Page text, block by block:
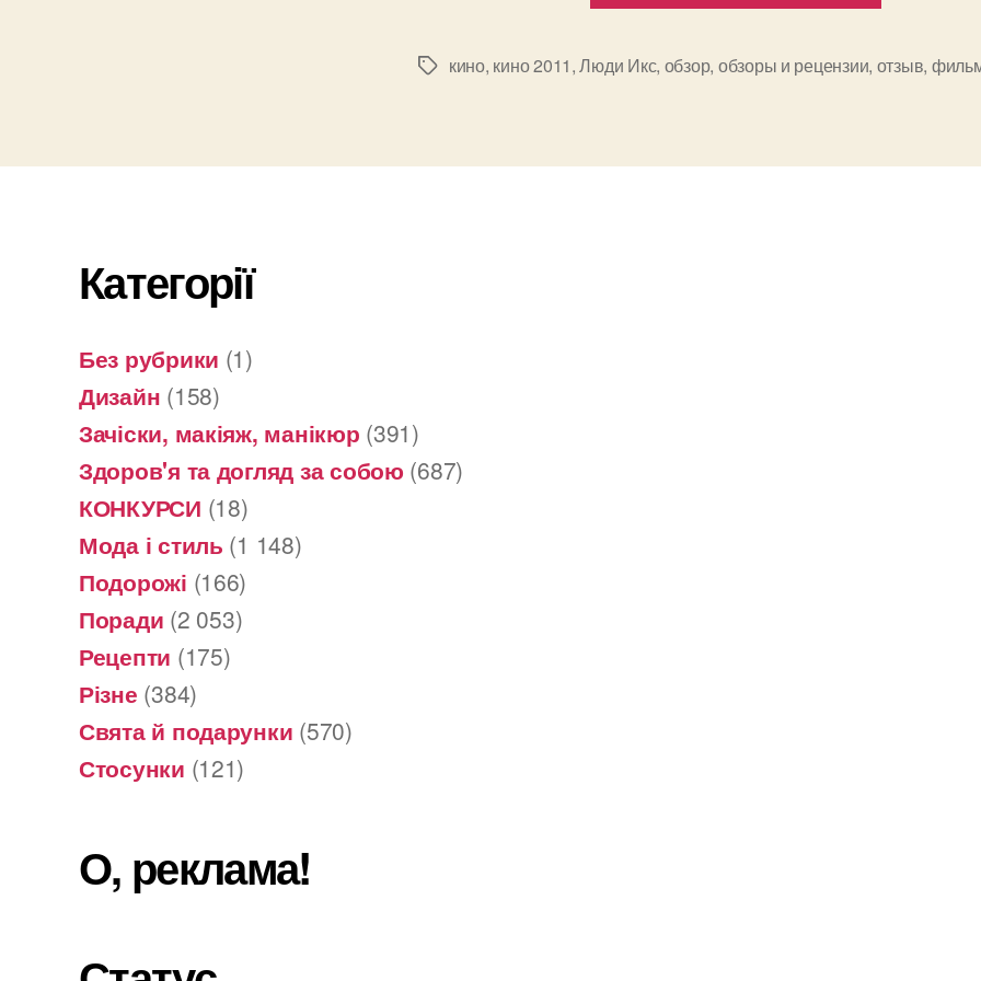
Икс:
Men:
Позначки
кино, кино 2011,Люди Икс, обзор, обзоры и рецензии, отзыв,
Категорії
Без рубрики (1)
Дизайн (158)
Зачіски, макіяж, манікюр (391)
Здоров'я та догляд за собою (687)
КОНКУРСИ (18)
Мода і стиль (1 148)
Подорожі (166)
Поради (2 053)
Рецепти (175)
Різне (384)
Свята й подарунки (570)
Стосунки (121)
О, реклама!